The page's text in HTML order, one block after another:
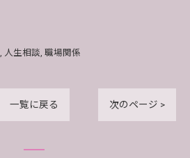
人生相談 職場関係
一覧に戻る 次のページ >